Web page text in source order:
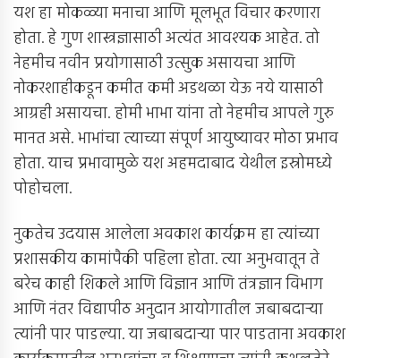
यश हा मोकळ्या मनाचा आणि मूलभूत विचार करणारा
होता. हे गुण शास्त्रज्ञासाठी अत्यंत आवश्यक आहेत. तो
नेहमीच नवीन प्रयोगासाठी उत्सुक असायचा आणि
नोकरशाहीकडून कमीत कमी अडथळा येऊ नये यासाठी
आग्रही असायचा. होमी भाभा यांना तो नेहमीच आपले गुरु
मानत असे. भाभांचा त्याच्या संपूर्ण आयुष्यावर मोठा प्रभाव
होता. याच प्रभावामुळे यश अहमदाबाद येथील इस्रोमध्ये
पोहोचला.
नुकतेच उदयास आलेला अवकाश कार्यक्रम हा त्यांच्या
प्रशासकीय कामांपैकी पहिला होता. त्या अनुभवातून ते
बरेच काही शिकले आणि विज्ञान आणि तंत्रज्ञान विभाग
आणि नंतर विद्यापीठ अनुदान आयोगातील जबाबदार्‍या
त्यांनी पार पाडल्या. या जबाबदार्‍या पार पाडताना अवकाश